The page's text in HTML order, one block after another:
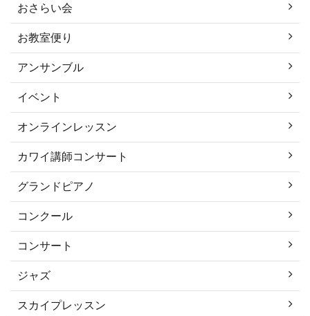
おさらい会
お教室便り
アンサンブル
イベント
オンラインレッスン
カワイ講師コンサート
グランドピアノ
コンクール
コンサート
ジャズ
スカイプレッスン